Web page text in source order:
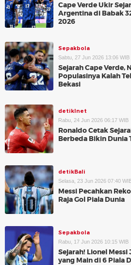
Cape Verde Ukir
Argentina di Babak
2026
Sepakbola
Sabtu, 27 Jun 2026 13:06 WIB
Sejarah Cape Verde,
Populasinya Kalah
Bekasi
detikInet
Rabu, 24 Jun 2026 06:17 WIB
Ronaldo Cetak
Berbeda Bikin Dunia
detikBali
Selasa, 23 Jun 2026 07:40
Messi Pecahkan
Raja Gol Piala Dunia
Sepakbola
Rabu, 17 Jun 2026 10:15 WIB
Sejarah! Lionel
yang Main di 6 Piala